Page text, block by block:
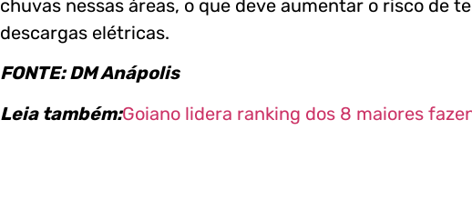
chuvas nessas áreas, o que deve aumentar o risco de
descargas elétricas.
FONTE: DM Anápolis
Leia também:Goiano lidera ranking dos 8 maiores